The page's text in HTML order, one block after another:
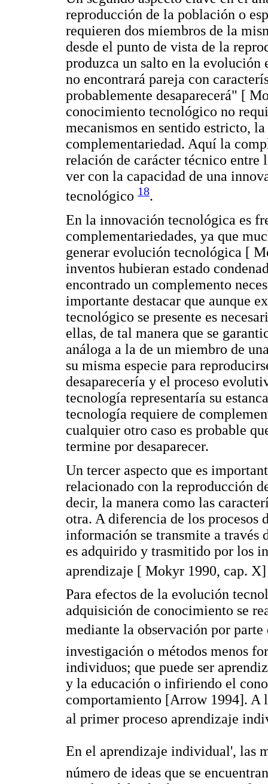
reproducción de la población o
requieren dos miembros de la
desde el punto de vista de la
produzca un salto en la evolución
no encontrará pareja con
probablemente desaparecerá" [
conocimiento tecnológico no
mecanismos en sentido estricto,
complementariedad. Aquí la
relación de carácter técnico entre
ver con la capacidad de una
tecnológico 18.
En la innovación tecnológica es
complementariedades, ya que
generar evolución tecnológica [
inventos hubieran estado
encontrado un complemento
importante destacar que aunque
tecnológico se presente es
ellas, de tal manera que se
análoga a la de un miembro de
su misma especie para
desaparecería y el proceso
tecnología representaría su
tecnología requiere de
cualquier otro caso es probable
termine por desaparecer.
Un tercer aspecto que es
relacionado con la reproducción
decir, la manera como las
otra. A diferencia de los
información se transmite a través
es adquirido y trasmitido por los
aprendizaje [ Mokyr 1990, cap.
Para efectos de la evolución
adquisición de conocimiento se
mediante la observación por parte
investigación o métodos menos
individuos; que puede ser
y la educación o infiriendo el
comportamiento [Arrow 1994]. A
al primer proceso aprendizaje
En el aprendizaje individual', las
número de ideas que se